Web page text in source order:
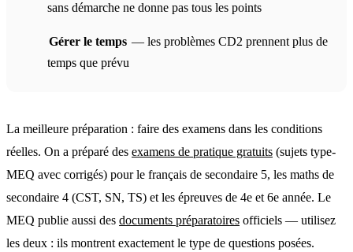
sans démarche ne donne pas tous les points
Gérer le temps — les problèmes CD2 prennent plus de
temps que prévu
La meilleure préparation : faire des examens dans les conditions
réelles. On a préparé des examens de pratique gratuits (sujets type-
MEQ avec corrigés) pour le français de secondaire 5, les maths de
secondaire 4 (CST, SN, TS) et les épreuves de 4e et 6e année. Le
MEQ publie aussi des documents préparatoires officiels — utilisez
les deux : ils montrent exactement le type de questions posées.